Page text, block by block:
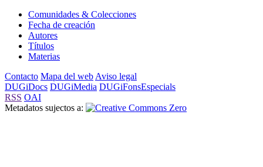
Comunidades & Colecciones
Fecha de creación
Autores
Títulos
Materias
Contacto Mapa del web Aviso legal
DUGiDocs DUGiMedia DUGiFonsEspecials
RSS OAI
Metadatos sujectos a: